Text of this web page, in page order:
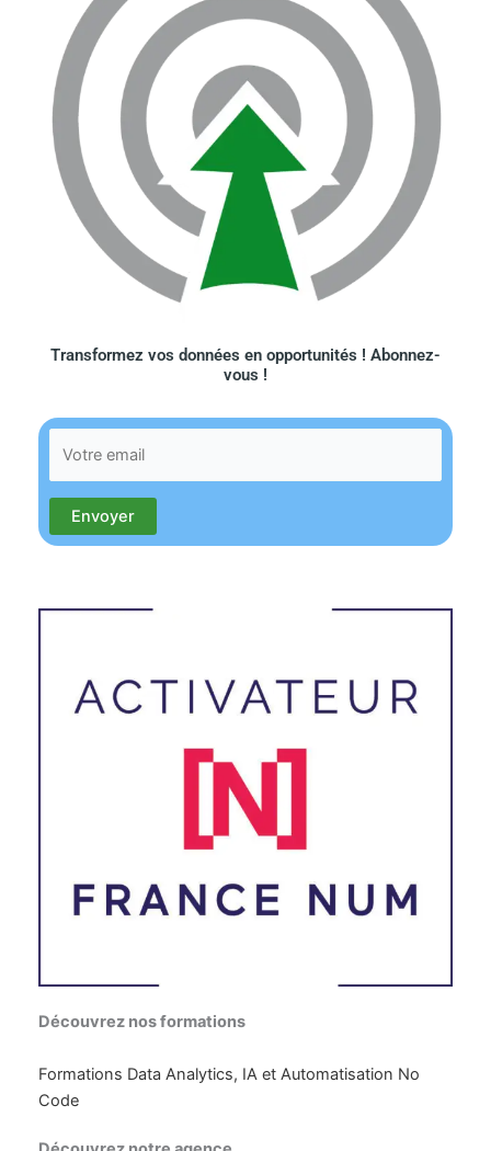
Transformez vos données en opportunités ! Abonnez-
vous !​
Découvrez nos formations
Formations Data Analytics, IA et Automatisation No
Code